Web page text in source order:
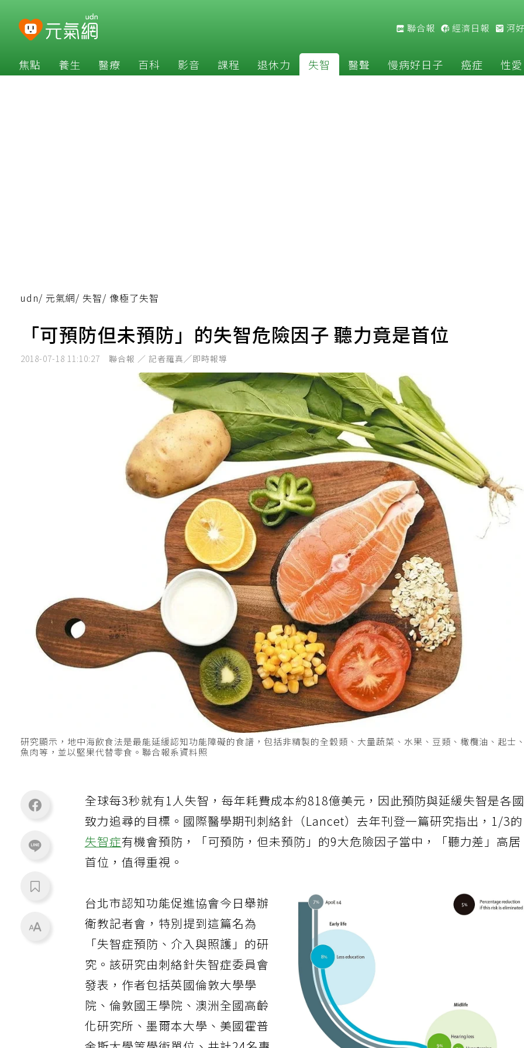
聯合報 經濟日報 河
焦點 養生 醫療 百科 影音 課程 退休力 失智 醫聲 慢病好日子 癌症 性愛
udn/ 元氣網/ 失智/ 像極了失智
「可預防但未預防」的失智危險因子 聽力竟是首位
2018-07-18 11:10:27 聯合報 ／ 記者羅真╱即時報導
研究顯示，地中海飲食法是最能延緩認知功能障礙的食譜，包括非精製的全穀類、大量蔬菜、水果、豆類、橄欖油、起士
魚肉等，並以堅果代替零食。聯合報系資料照
全球每3秒就有1人失智，每年耗費成本約818億美元，因此預防與延緩失智是各
致力追尋的目標。國際醫學期刊刺絡針（Lancet）去年刊登一篇研究指出，1/3
失智症有機會預防，「可預防，但未預防」的9大危險因子當中，「聽力差」高居
首位，值得重視。
台北市認知功能促進協會今日舉辦
衛教記者會，特別提到這篇名為
「失智症預防、介入與照護」的研
究。該研究由刺絡針失智症委員會
發表，作者包括英國倫敦大學學
院、倫敦國王學院、澳洲全國高齡
化研究所、墨爾本大學、美國霍普